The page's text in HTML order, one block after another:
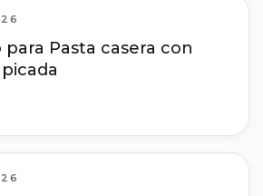
para Pasta casera con